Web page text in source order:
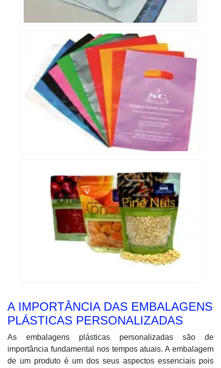
A IMPORTÂNCIA DAS EMBALAGENS
PLÁSTICAS PERSONALIZADAS
As embalagens plásticas personalizadas são de
importância fundamental nos tempos atuais. A embalagem
de um produto é um dos seus aspectos essenciais pois